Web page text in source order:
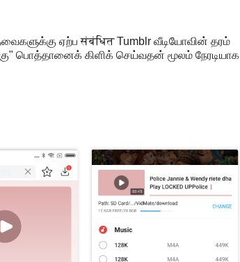
ஏற்ப संबंधित Tumblr வீடியோவின் தரம்
பொத்தானைக் கிளிக் செய்வதன் மூலம் நேரடியாக